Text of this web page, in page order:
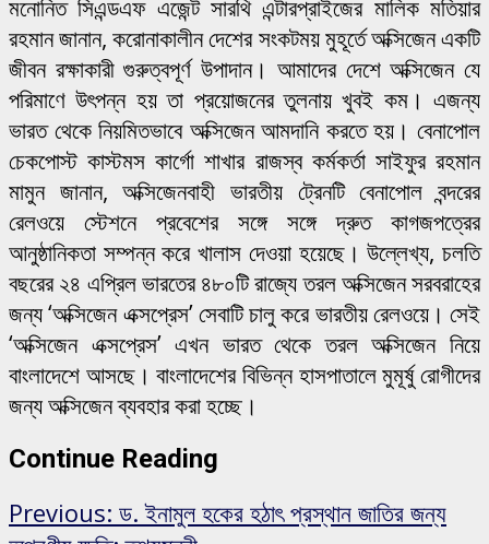
মনোনিত সিএন্ডএফ এজেন্ট সারথি এন্টারপ্রাইজের মালিক মতিয়ার
রহমান জানান, করোনাকালীন দেশের সংকটময় মুহূর্তে অক্সিজেন একটি
জীবন রক্ষাকারী গুরুত্বপূর্ণ উপাদান। আমাদের দেশে অক্সিজেন যে
পরিমাণে উৎপন্ন হয় তা প্রয়োজনের তুলনায় খুবই কম। এজন্য
ভারত থেকে নিয়মিতভাবে অক্সিজেন আমদানি করতে হয়। বেনাপোল
চেকপোস্ট কাস্টমস কার্গো শাখার রাজস্ব কর্মকর্তা সাইফুর রহমান
মামুন জানান, অক্সিজেনবাহী ভারতীয় ট্রেনটি বেনাপোল বন্দরের
রেলওয়ে স্টেশনে প্রবেশের সঙ্গে সঙ্গে দ্রুত কাগজপত্রের
আনুষ্ঠানিকতা সম্পন্ন করে খালাস দেওয়া হয়েছে। উল্লেখ্য, চলতি
বছরের ২৪ এপ্রিল ভারতের ৪৮০টি রাজ্যে তরল অক্সিজেন সরবরাহের
জন্য ‘অক্সিজেন এক্সপ্রেস’ সেবাটি চালু করে ভারতীয় রেলওয়ে। সেই
‘অক্সিজেন এক্সপ্রেস’ এখন ভারত থেকে তরল অক্সিজেন নিয়ে
বাংলাদেশে আসছে। বাংলাদেশের বিভিন্ন হাসপাতালে মুমূর্ষু রোগীদের
জন্য অক্সিজেন ব্যবহার করা হচ্ছে।
Continue Reading
Previous: ড. ইনামুল হকের হঠাৎ প্রস্থান জাতির জন্য